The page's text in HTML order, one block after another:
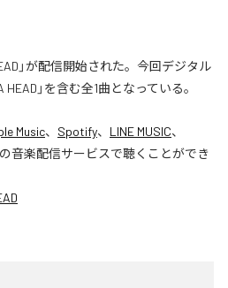
」が配信開始された。今回デジタル
」を含む全1曲となっている。
Music、 Spotify、 LINE MUSIC、
音楽配信サービスで聴くことができ